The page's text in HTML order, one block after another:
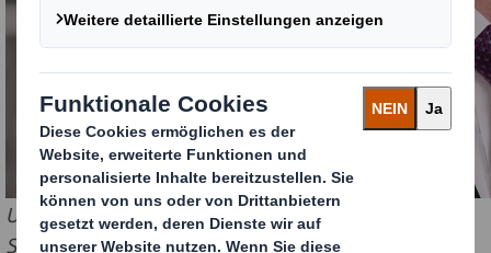
Uwe Väth, neuer Managing Director Deutschland und
Schweiz bei DS Smith Packaging. Bildrechte: DS Smith.